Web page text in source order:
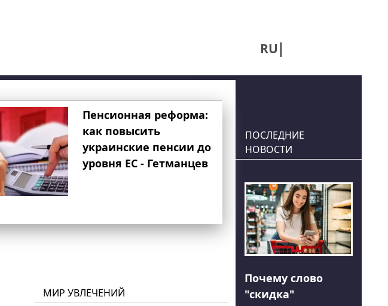
RU
Пенсионная реформа:
как повысить
украинские пенсии до
уровня ЕС - Гетманцев
МИР УВЛЕЧЕНИЙ
ПОСЛЕДНИЕ
НОВОСТИ
Почему слово
"скидка"